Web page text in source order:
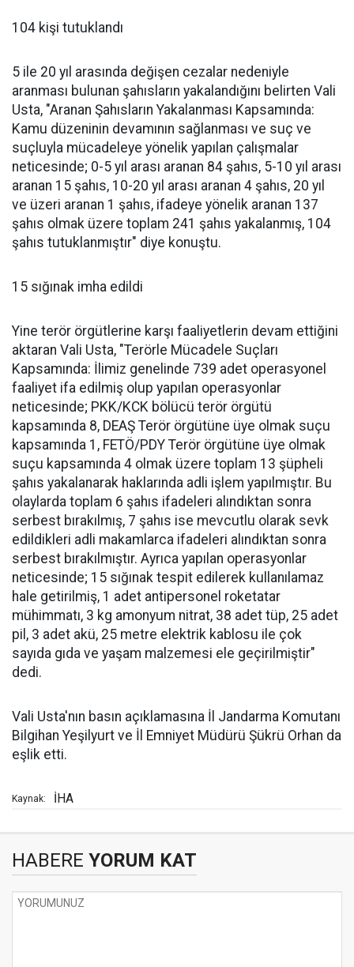
104 kişi tutuklandı
5 ile 20 yıl arasında değişen cezalar nedeniyle
aranması bulunan şahısların yakalandığını belirten Vali
Usta, "Aranan Şahısların Yakalanması Kapsamında:
Kamu düzeninin devamının sağlanması ve suç ve
suçluyla mücadeleye yönelik yapılan çalışmalar
neticesinde; 0-5 yıl arası aranan 84 şahıs, 5-10 yıl arası
aranan 15 şahıs, 10-20 yıl arası aranan 4 şahıs, 20 yıl
ve üzeri aranan 1 şahıs, ifadeye yönelik aranan 137
şahıs olmak üzere toplam 241 şahıs yakalanmış, 104
şahıs tutuklanmıştır" diye konuştu.
15 sığınak imha edildi
Yine terör örgütlerine karşı faaliyetlerin devam ettiğini
aktaran Vali Usta, "Terörle Mücadele Suçları
Kapsamında: İlimiz genelinde 739 adet operasyonel
faaliyet ifa edilmiş olup yapılan operasyonlar
neticesinde; PKK/KCK bölücü terör örgütü
kapsamında 8, DEAŞ Terör örgütüne üye olmak suçu
kapsamında 1, FETÖ/PDY Terör örgütüne üye olmak
suçu kapsamında 4 olmak üzere toplam 13 şüpheli
şahıs yakalanarak haklarında adli işlem yapılmıştır. Bu
olaylarda toplam 6 şahıs ifadeleri alındıktan sonra
serbest bırakılmış, 7 şahıs ise mevcutlu olarak sevk
edildikleri adli makamlarca ifadeleri alındıktan sonra
serbest bırakılmıştır. Ayrıca yapılan operasyonlar
neticesinde; 15 sığınak tespit edilerek kullanılamaz
hale getirilmiş, 1 adet antipersonel roketatar
mühimmatı, 3 kg amonyum nitrat, 38 adet tüp, 25 adet
pil, 3 adet akü, 25 metre elektrik kablosu ile çok
sayıda gıda ve yaşam malzemesi ele geçirilmiştir"
dedi.
Vali Usta'nın basın açıklamasına İl Jandarma Komutanı
Bilgihan Yeşilyurt ve İl Emniyet Müdürü Şükrü Orhan da
eşlik etti.
Kaynak: İHA
HABERE YORUM KAT